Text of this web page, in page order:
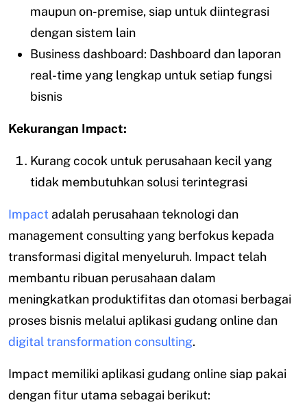
maupun on-premise, siap untuk diintegrasi
dengan sistem lain
Business dashboard: Dashboard dan laporan
real-time yang lengkap untuk setiap fungsi
bisnis
Kekurangan Impact:
Kurang cocok untuk perusahaan kecil yang
tidak membutuhkan solusi terintegrasi
Impact adalah perusahaan teknologi dan
management consulting yang berfokus kepada
transformasi digital menyeluruh. Impact telah
membantu ribuan perusahaan dalam
meningkatkan produktifitas dan otomasi berbagai
proses bisnis melalui aplikasi gudang online dan
digital transformation consulting.
Impact memiliki aplikasi gudang online siap pakai
dengan fitur utama sebagai berikut: